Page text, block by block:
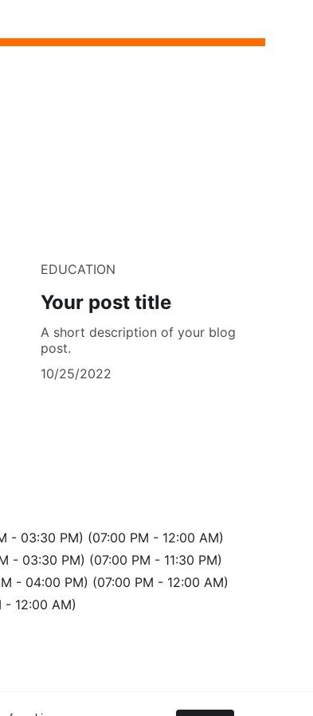
EDUCATION
Your post title
A short description of your blog
post.
10/25/2022
- 03:30 PM) (07:00 PM - 12:00 AM)
- 03:30 PM) (07:00 PM - 11:30 PM)
- 04:00 PM) (07:00 PM - 12:00 AM)
- 12:00 AM)